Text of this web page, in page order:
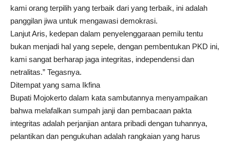
kami orang terpilih yang terbaik dari yang terbaik, ini adalah
panggilan jiwa untuk mengawasi demokrasi.
Lanjut Aris, kedepan dalam penyelenggaraan pemilu tentu
bukan menjadi hal yang sepele, dengan pembentukan PKD ini,
kami sangat berharap jaga integritas, independensi dan
netralitas.” Tegasnya.
Ditempat yang sama Ikfina
Bupati Mojokerto dalam kata sambutannya menyampaikan
bahwa melafalkan sumpah janji dan pembacaan pakta
integritas adalah perjanjian antara pribadi dengan tuhannya,
pelantikan dan pengukuhan adalah rangkaian yang harus